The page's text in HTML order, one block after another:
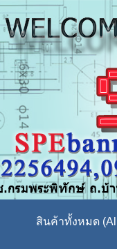
สินค้าทั้งหมด